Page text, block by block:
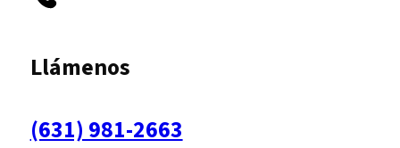
Llámenos
(631) 981-2663